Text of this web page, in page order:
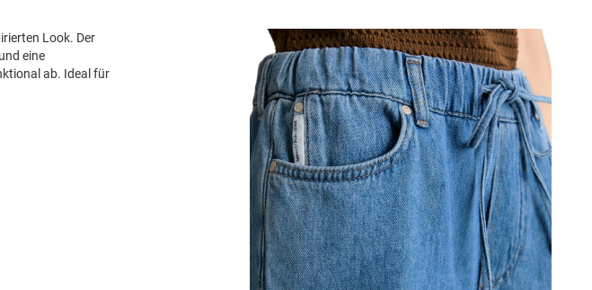
Look. Der
eine
ab. Ideal für